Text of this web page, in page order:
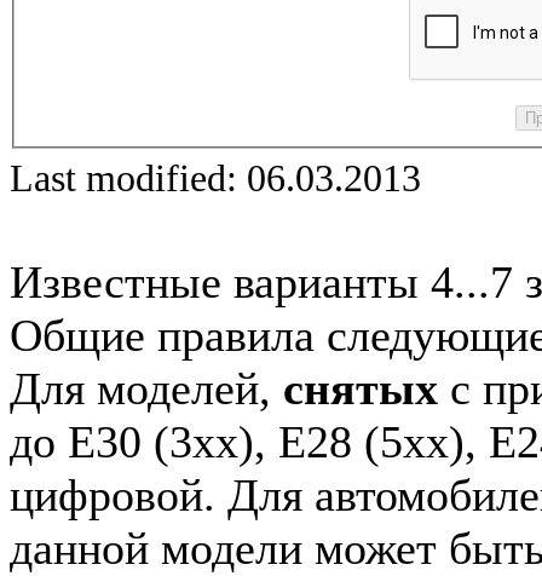
Last modified: 06.03.2013
Известные варианты 4...7
Общие правила
Для моделей, снятых с
до E30 (3xx), E28 (5xx),
цифровой. Для
данной модели может